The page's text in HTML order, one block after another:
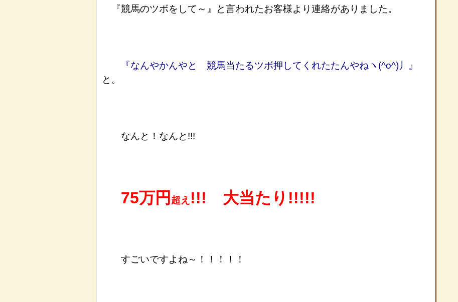
『競馬のツボをして～』と言われたお客様より連絡がありました。
『なんやかんやと 競馬当たるツボ押してくれたたんやねヽ(^o^)丿』
と。
なんと！なんと!!!
75万円 超え !!! 大当たり!!!!!
すごいですよね～！！！！！